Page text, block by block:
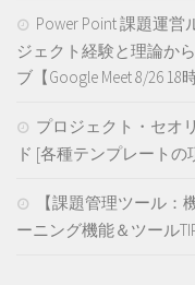
Power Point 課題運
ジェクト経験と理論か
ブ【Google Meet 8/26 18
プロジェクト・セオ
ド [各種テンプレート
【課題管理ツール
ーニング機能＆ツール